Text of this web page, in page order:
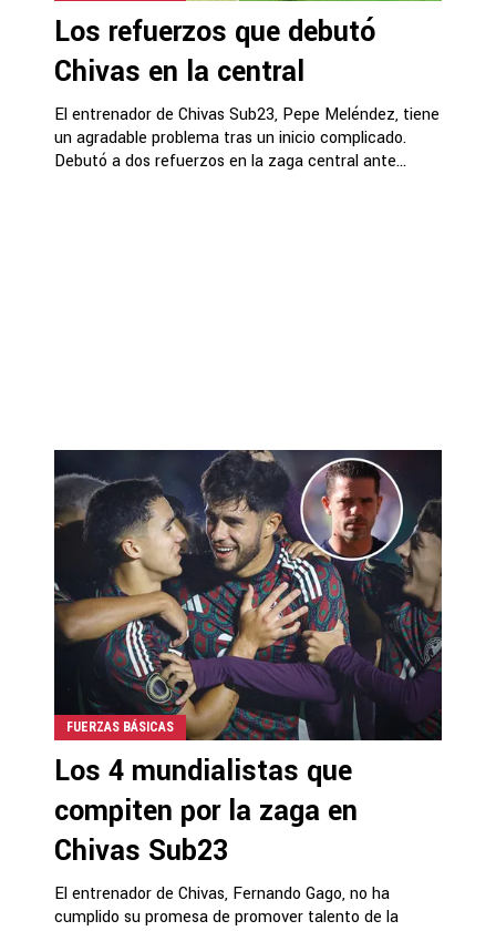
Los refuerzos que debutó
Chivas en la central
El entrenador de Chivas Sub23, Pepe Meléndez, tiene
un agradable problema tras un inicio complicado.
Debutó a dos refuerzos en la zaga central ante...
FUERZAS BÁSICAS
Los 4 mundialistas que
compiten por la zaga en
Chivas Sub23
El entrenador de Chivas, Fernando Gago, no ha
cumplido su promesa de promover talento de la